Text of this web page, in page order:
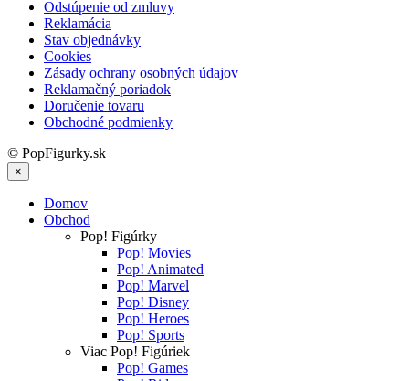
Odstúpenie od zmluvy
Reklamácia
Stav objednávky
Cookies
Zásady ochrany osobných údajov
Reklamačný poriadok
Doručenie tovaru
Obchodné podmienky
© PopFigurky.sk
×
Domov
Obchod
Pop! Figúrky
Pop! Movies
Pop! Animated
Pop! Marvel
Pop! Disney
Pop! Heroes
Pop! Sports
Viac Pop! Figúriek
Pop! Games